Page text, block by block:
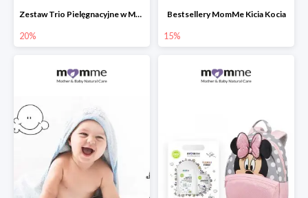
Zestaw Trio Pielęgnacyjne w MomMe -15%
20%
Bestsellery MomMe Kicia Kocia
15%